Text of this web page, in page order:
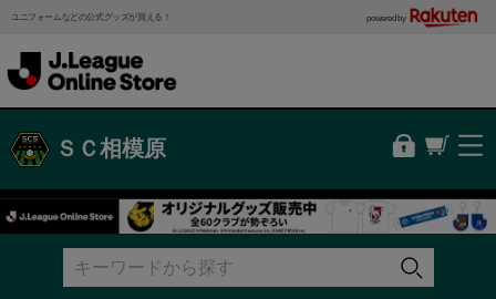
ユニフォームなどの公式グッズが買える！ powered by
ＳＣ相模原